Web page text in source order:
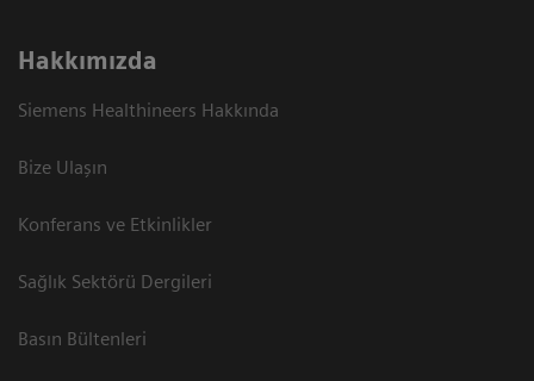
Hakkımızda
Siemens Healthineers Hakkında
Bize Ulaşın
Konferans ve Etkinlikler
Sağlık Sektörü Dergileri
Basın Bültenleri